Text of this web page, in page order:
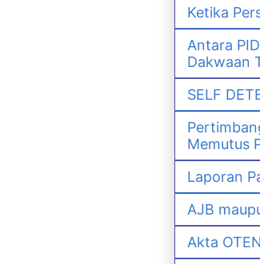
Ketika
Antara
Dakwaan
SELF
Memutus
Laporan
AJB
Akta